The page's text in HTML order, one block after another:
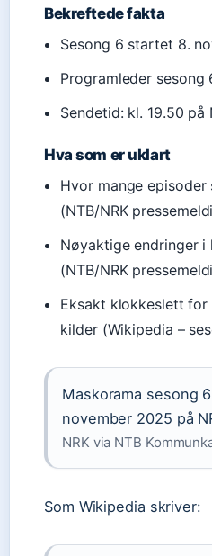
Bekreftede fakta
Sesong 6 startet 8.
Programleder sesong
Sendetid: kl. 19.50 på
Hva som er uklart
Hvor mange
(NTB/NRK
Nøyaktige endringer i
(NTB/NRK
Eksakt klokkeslett
kilder (Wikipedia –
Maskorama sesong
november 2025 på
NRK via NTB
Som Wikipedia skriver: